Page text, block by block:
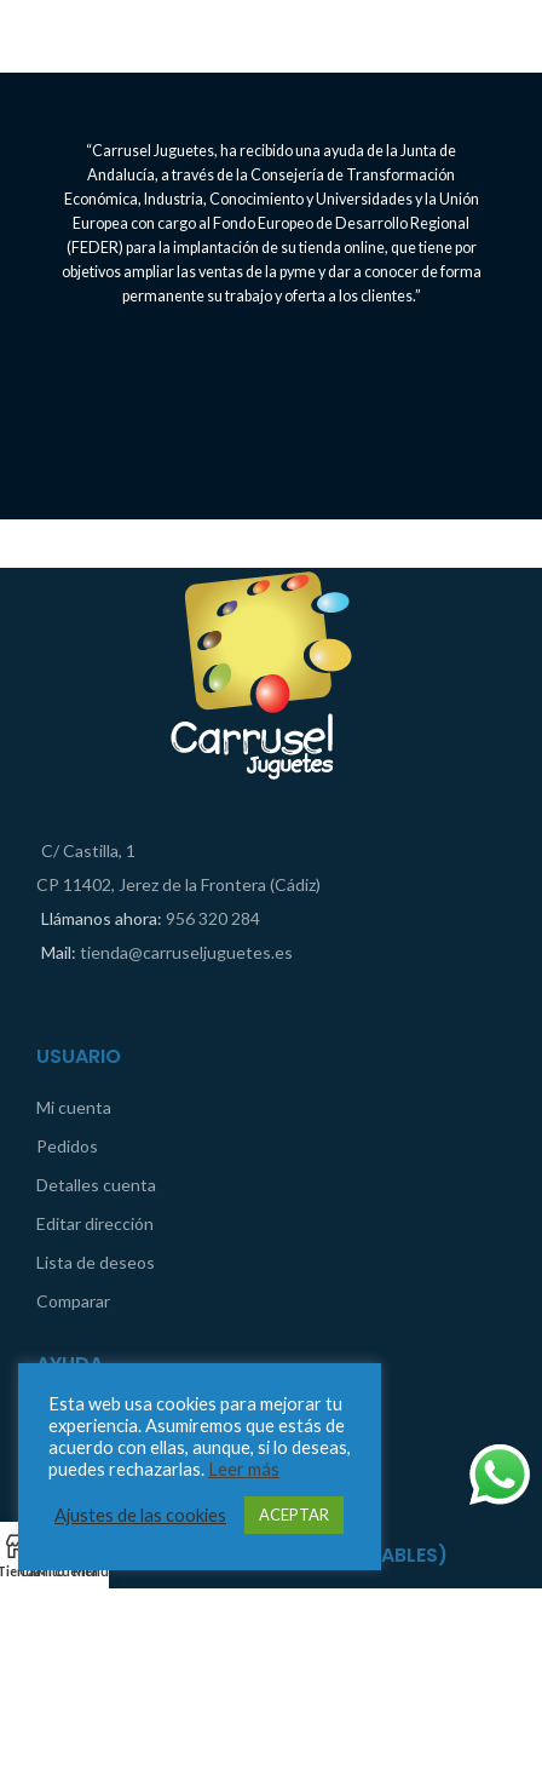
“Carrusel Juguetes, ha recibido una ayuda de la Junta de
Andalucía, a través de la Consejería de Transformación
Económica, Industria, Conocimiento y Universidades y la Unión
Europea con cargo al Fondo Europeo de Desarrollo Regional
(FEDER) para la implantación de su tienda online, que tiene por
objetivos ampliar las ventas de la pyme y dar a conocer de forma
permanente su trabajo y oferta a los clientes.”
C/ Castilla, 1
CP 11402, Jerez de la Frontera (Cádiz)
Llámanos ahora: 956 320 284
Mail: tienda@carruseljuguetes.es
USUARIO
Mi cuenta
Pedidos
Detalles cuenta
Editar dirección
Lista de deseos
Comparar
AYUDA
Aviso legal
Condiciones generales de compra
ENVÍOS 24/48H (SOLO LABORABLES)
Esta web usa cookies para mejorar tu
experiencia. Asumiremos que estás de
acuerdo con ellas, aunque, si lo deseas,
puedes rechazarlas. Leer más
Ajustes de las cookies ACEPTAR
Carrito
Mi cuenta
Menu